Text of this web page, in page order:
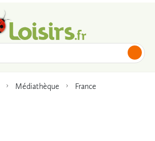
Médiathèque France